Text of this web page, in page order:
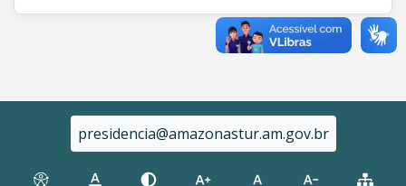
presidencia@amazonastur.am.gov.br